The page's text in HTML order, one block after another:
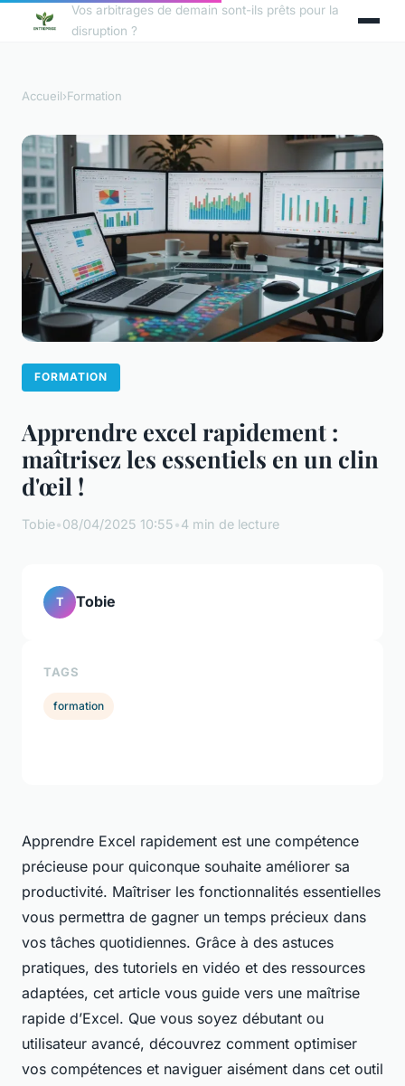
Vos arbitrages de demain sont-ils prêts pour la
disruption ?
Accueil›Formation
FORMATION
Apprendre excel rapidement :
maîtrisez les essentiels en un clin
d'œil !
Tobie•08/04/2025 10:55•4 min de lecture
Apprendre Excel rapidement est une compétence
précieuse pour quiconque souhaite améliorer sa
productivité. Maîtriser les fonctionnalités essentielles
vous permettra de gagner un temps précieux dans
vos tâches quotidiennes. Grâce à des astuces
pratiques, des tutoriels en vidéo et des ressources
adaptées, cet article vous guide vers une maîtrise
rapide d’Excel. Que vous soyez débutant ou
utilisateur avancé, découvrez comment optimiser
vos compétences et naviguer aisément dans cet outil
T Tobie
TAGS
formation